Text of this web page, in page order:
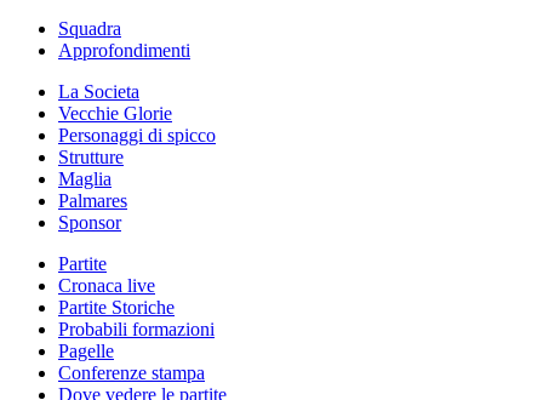
Squadra
Approfondimenti
La Societa
Vecchie Glorie
Personaggi di spicco
Strutture
Maglia
Palmares
Sponsor
Partite
Cronaca live
Partite Storiche
Probabili formazioni
Pagelle
Conferenze stampa
Dove vedere le partite